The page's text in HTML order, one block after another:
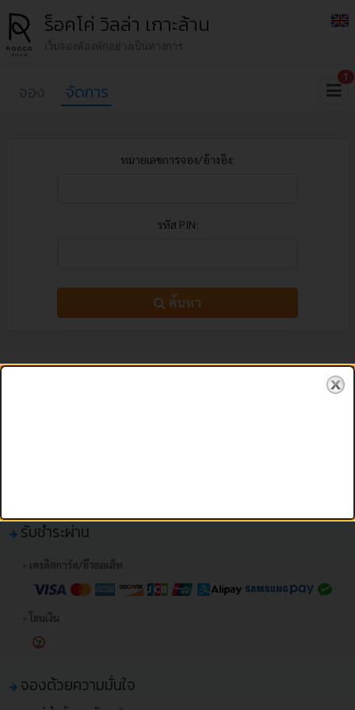
ร็อคโค่ วิลล่า เกาะล้าน
เว็บจองห้องพักอย่างเป็นทางการ
จอง จัดการ
1
หมายเลขการจอง/อ้างอิง:
รหัส PIN:
ค้นหา
รับชำระผ่าน
เครดิตการ์ด/อีวอลเล็ท
โอนเงิน
จองด้วยความมั่นใจ